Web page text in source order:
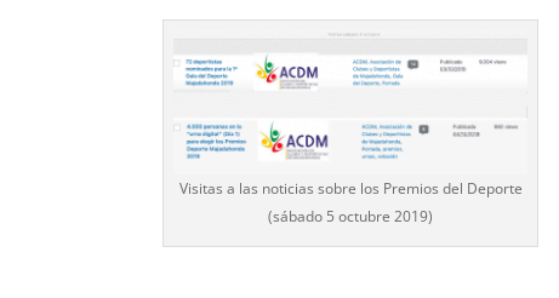
Visitas a las noticias sobre los Premios del Deporte
(sábado 5 octubre 2019)